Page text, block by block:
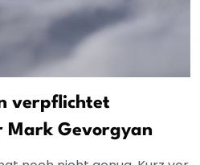
verpflichtet
Mark Gevorgyan